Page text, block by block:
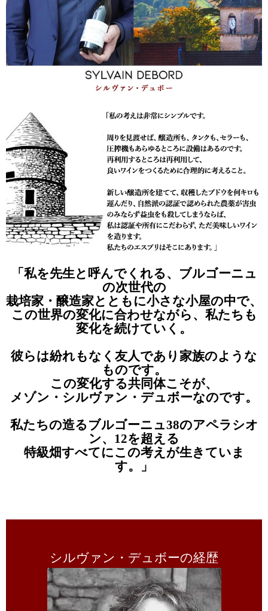
「私を先生と呼んでくれる、
ブルゴーニュ
の次世代の
栽培家・醸造家とともに小さな小屋の中で、
この世界の変化に合わせながら、 私たちも
変化を続けていく。
彼らは紛れもなく友人であり 家族のような
ものです。
この変化する共同体こそが、
メゾン・シルヴァン・デュボーなのです。
私たちの造るブルゴーニュ38のアペラシオ
ン、12を超える
特級畑すべてにこの考えが生きていま
す。」
シルヴァン・デュボーの経歴